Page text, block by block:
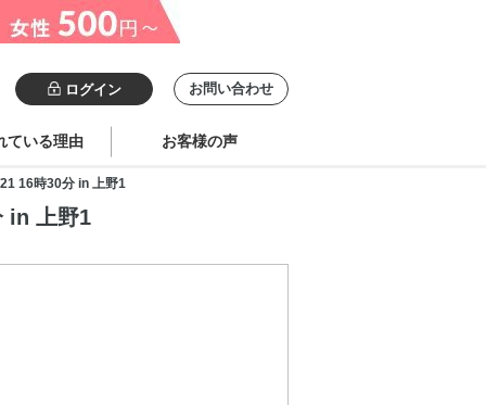
ログイン お問い合わせ
ている理由 お客様の声
16時30分 in 上野1
in 上野1